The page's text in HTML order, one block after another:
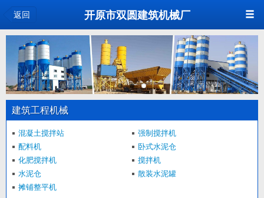
返回 开原市双圆建筑机械厂
建筑工程机械
混凝土搅拌站
强制搅拌机
配料机
卧式水泥仓
化肥搅拌机
搅拌机
水泥仓
散装水泥罐
摊铺整平机